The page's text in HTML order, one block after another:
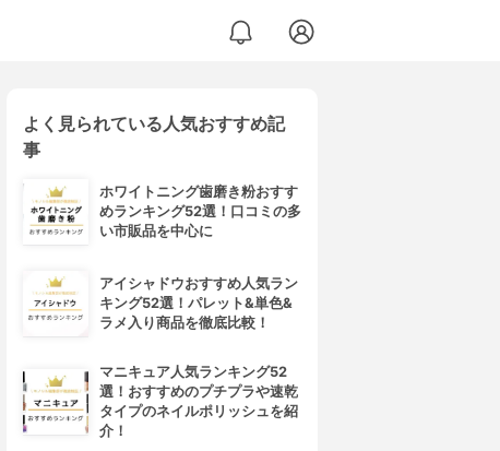
よく見られている人気おすすめ記
事
ホワイトニング歯磨き粉おすす
めランキング52選！口コミの多
い市販品を中心に
アイシャドウおすすめ人気ラン
キング52選！パレット&単色&
ラメ入り商品を徹底比較！
マニキュア人気ランキング52
選！おすすめのプチプラや速乾
タイプのネイルポリッシュを紹
介！